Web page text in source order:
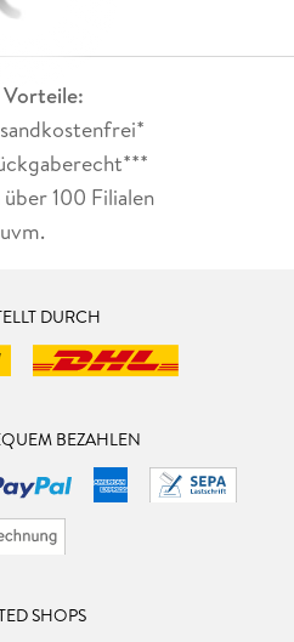
100 Filialen
uvm.
DURCH
BEZAHLEN
SHOPS